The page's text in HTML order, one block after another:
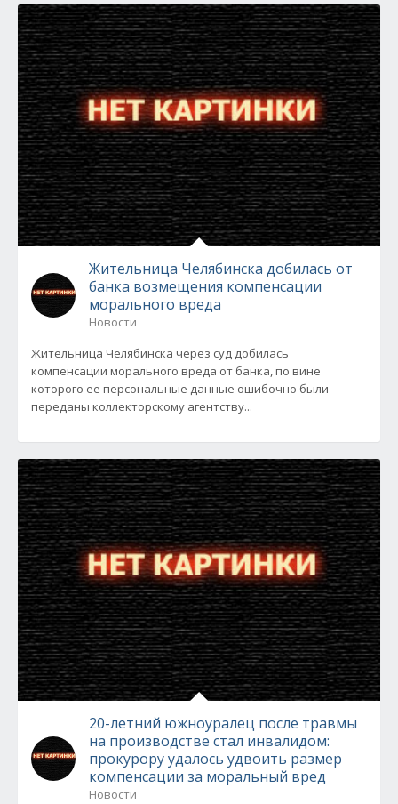
Жительница Челябинска добилась от
банка возмещения компенсации
морального вреда
Новости
Жительница Челябинска через суд добилась
компенсации морального вреда от банка, по вине
которого ее персональные данные ошибочно были
переданы коллекторскому агентству...
20-летний южноуралец после травмы
на производстве стал инвалидом:
прокурору удалось удвоить размер
компенсации за моральный вред
Новости